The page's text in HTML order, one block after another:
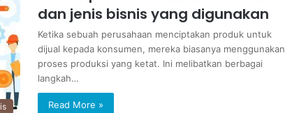
dan jenis bisnis yang digunakan
Ketika sebuah perusahaan menciptakan produk untuk
dijual kepada konsumen, mereka biasanya menggunakan
proses produksi yang ketat. Ini melibatkan berbagai
langkah…
Read More »